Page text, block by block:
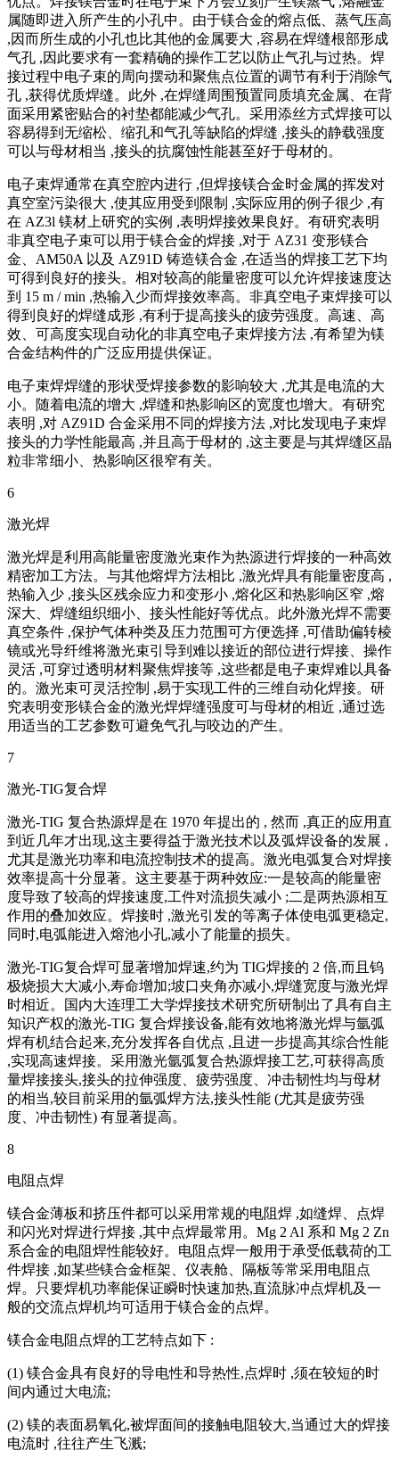
属随即进入所产生的小孔中。由于镁合金的熔点低、蒸气压高
,因而所生成的小孔也比其他的金属要大 ,容易在焊缝根部形成
气孔 ,因此要求有一套精确的操作工艺以防止气孔与过热。焊
接过程中电子束的周向摆动和聚焦点位置的调节有利于消除气
孔 ,获得优质焊缝。此外 ,在焊缝周围预置同质填充金属、在背
面采用紧密贴合的衬垫都能减少气孔。采用添丝方式焊接可以
容易得到无缩松、缩孔和气孔等缺陷的焊缝 ,接头的静载强度
可以与母材相当 ,接头的抗腐蚀性能甚至好于母材的。
电子束焊通常在真空腔内进行 ,但焊接镁合金时金属的挥发对
真空室污染很大 ,使其应用受到限制 ,实际应用的例子很少 ,有
在 AZ3l 镁材上研究的实例 ,表明焊接效果良好。有研究表明
非真空电子束可以用于镁合金的焊接 ,对于 AZ31 变形镁合
金、AM50A 以及 AZ91D 铸造镁合金 ,在适当的焊接工艺下均
可得到良好的接头。相对较高的能量密度可以允许焊接速度达
到 15 m / min ,热输入少而焊接效率高。非真空电子束焊接可以
得到良好的焊缝成形 ,有利于提高接头的疲劳强度。高速、高
效、可高度实现自动化的非真空电子束焊接方法 ,有希望为镁
合金结构件的广泛应用提供保证。
电子束焊焊缝的形状受焊接参数的影响较大 ,尤其是电流的大
小。随着电流的增大 ,焊缝和热影响区的宽度也增大。有研究
表明 ,对 AZ91D 合金采用不同的焊接方法 ,对比发现电子束焊
接头的力学性能最高 ,并且高于母材的 ,这主要是与其焊缝区晶
粒非常细小、热影响区很窄有关。
6
激光焊
激光焊是利用高能量密度激光束作为热源进行焊接的一种高效
精密加工方法。与其他熔焊方法相比 ,激光焊具有能量密度高 ,
热输入少 ,接头区残余应力和变形小 ,熔化区和热影响区窄 ,熔
深大、焊缝组织细小、接头性能好等优点。此外激光焊不需要
真空条件 ,保护气体种类及压力范围可方便选择 ,可借助偏转棱
镜或光导纤维将激光束引导到难以接近的部位进行焊接、操作
灵活 ,可穿过透明材料聚焦焊接等 ,这些都是电子束焊难以具备
的。激光束可灵活控制 ,易于实现工件的三维自动化焊接。研
究表明变形镁合金的激光焊焊缝强度可与母材的相近 ,通过选
用适当的工艺参数可避免气孔与咬边的产生。
7
激光-TIG复合焊
激光-TIG 复合热源焊是在 1970 年提出的 , 然而 ,真正的应用直
到近几年才出现,这主要得益于激光技术以及弧焊设备的发展 ,
尤其是激光功率和电流控制技术的提高。激光电弧复合对焊接
效率提高十分显著。这主要基于两种效应:一是较高的能量密
度导致了较高的焊接速度,工件对流损失减小 ;二是两热源相互
作用的叠加效应。焊接时 ,激光引发的等离子体使电弧更稳定,
同时,电弧能进入熔池小孔,减小了能量的损失。
激光-TIG复合焊可显著增加焊速,约为 TIG焊接的 2 倍,而且钨
极烧损大大减小,寿命增加;坡口夹角亦减小,焊缝宽度与激光焊
时相近。国内大连理工大学焊接技术研究所研制出了具有自主
知识产权的激光-TIG 复合焊接设备,能有效地将激光焊与氩弧
焊有机结合起来,充分发挥各自优点 ,且进一步提高其综合性能
,实现高速焊接。采用激光氩弧复合热源焊接工艺,可获得高质
量焊接接头,接头的拉伸强度、疲劳强度、冲击韧性均与母材
的相当,较目前采用的氩弧焊方法,接头性能 (尤其是疲劳强
度、冲击韧性) 有显著提高。
8
电阻点焊
镁合金薄板和挤压件都可以采用常规的电阻焊 ,如缝焊、点焊
和闪光对焊进行焊接 ,其中点焊最常用。Mg 2 Al 系和 Mg 2 Zn
系合金的电阻焊性能较好。电阻点焊一般用于承受低载荷的工
件焊接 ,如某些镁合金框架、仪表舱、隔板等常采用电阻点
焊。只要焊机功率能保证瞬时快速加热,直流脉冲点焊机及一
般的交流点焊机均可适用于镁合金的点焊。
镁合金电阻点焊的工艺特点如下 :
(1) 镁合金具有良好的导电性和导热性,点焊时 ,须在较短的时
间内通过大电流;
(2) 镁的表面易氧化,被焊面间的接触电阻较大,当通过大的焊接
电流时 ,往往产生飞溅;